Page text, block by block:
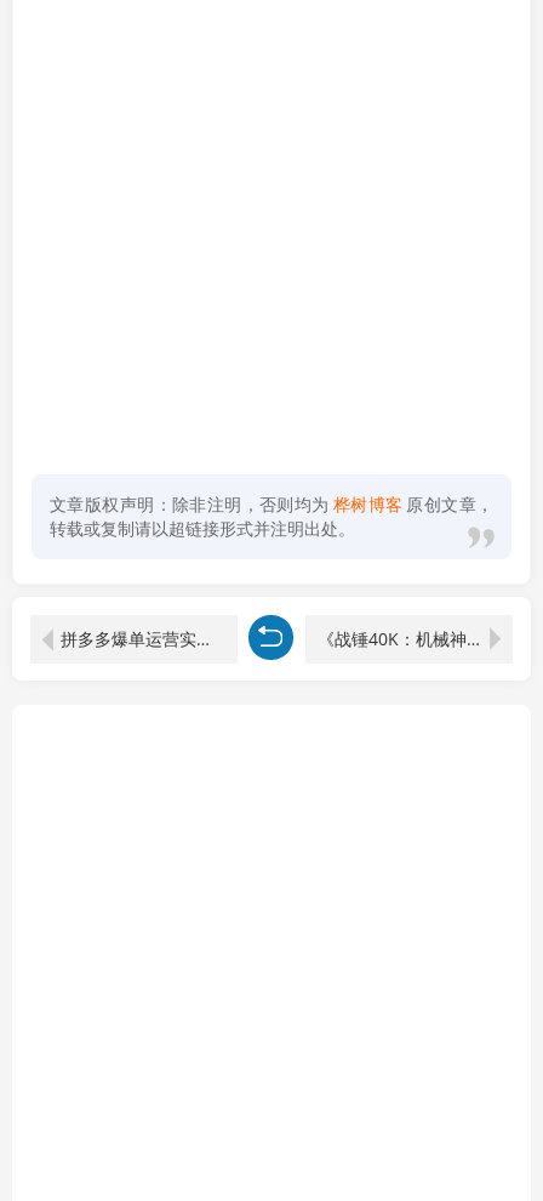
文章版权声明：除非注明，否则均为 桦树博客 原创文章，
转载或复制请以超链接形式并注明出处。
拼多多爆单运营实战课：吃透流量分发逻辑，科学定价布局SKU轻松提升店铺利润 《战锤40K：机械神教2》中文版